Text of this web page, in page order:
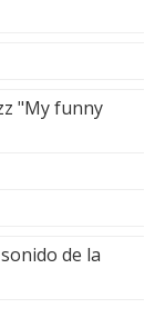
"My funny
de la